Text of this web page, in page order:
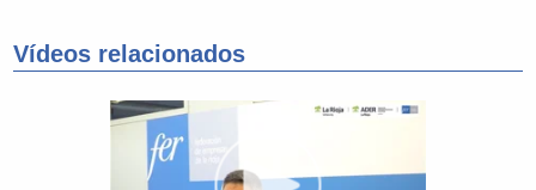
Vídeos relacionados